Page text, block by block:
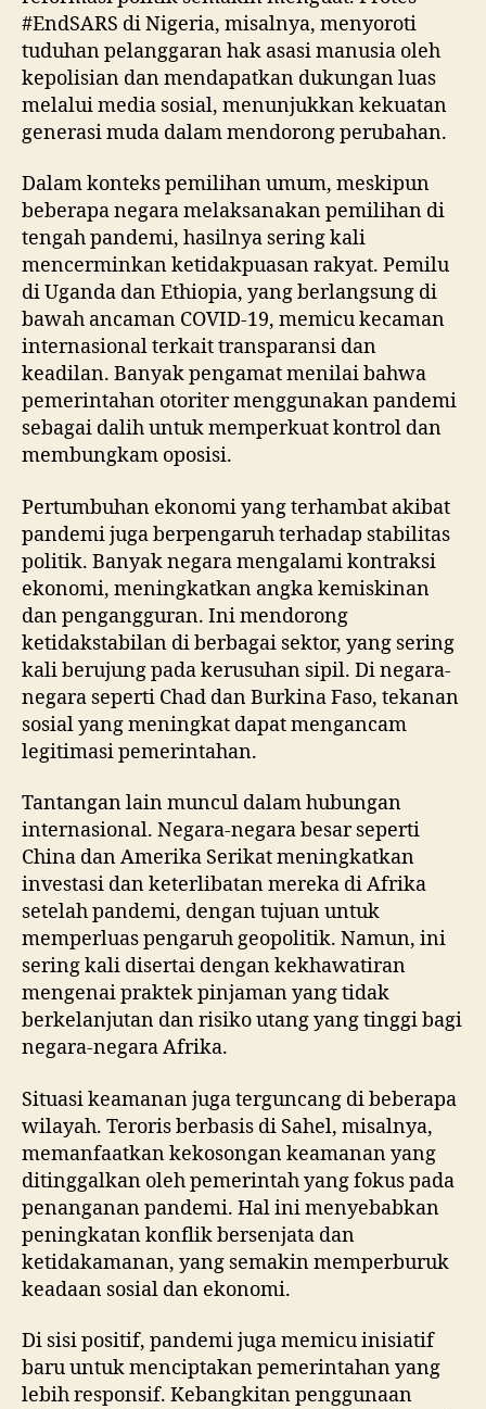
#EndSARS di Nigeria, misalnya, menyoroti
tuduhan pelanggaran hak asasi manusia oleh
kepolisian dan mendapatkan dukungan luas
melalui media sosial, menunjukkan kekuatan
generasi muda dalam mendorong perubahan.
Dalam konteks pemilihan umum, meskipun
beberapa negara melaksanakan pemilihan di
tengah pandemi, hasilnya sering kali
mencerminkan ketidakpuasan rakyat. Pemilu
di Uganda dan Ethiopia, yang berlangsung di
bawah ancaman COVID-19, memicu kecaman
internasional terkait transparansi dan
keadilan. Banyak pengamat menilai bahwa
pemerintahan otoriter menggunakan pandemi
sebagai dalih untuk memperkuat kontrol dan
membungkam oposisi.
Pertumbuhan ekonomi yang terhambat akibat
pandemi juga berpengaruh terhadap stabilitas
politik. Banyak negara mengalami kontraksi
ekonomi, meningkatkan angka kemiskinan
dan pengangguran. Ini mendorong
ketidakstabilan di berbagai sektor, yang sering
kali berujung pada kerusuhan sipil. Di negara-
negara seperti Chad dan Burkina Faso, tekanan
sosial yang meningkat dapat mengancam
legitimasi pemerintahan.
Tantangan lain muncul dalam hubungan
internasional. Negara-negara besar seperti
China dan Amerika Serikat meningkatkan
investasi dan keterlibatan mereka di Afrika
setelah pandemi, dengan tujuan untuk
memperluas pengaruh geopolitik. Namun, ini
sering kali disertai dengan kekhawatiran
mengenai praktek pinjaman yang tidak
berkelanjutan dan risiko utang yang tinggi bagi
negara-negara Afrika.
Situasi keamanan juga terguncang di beberapa
wilayah. Teroris berbasis di Sahel, misalnya,
memanfaatkan kekosongan keamanan yang
ditinggalkan oleh pemerintah yang fokus pada
penanganan pandemi. Hal ini menyebabkan
peningkatan konflik bersenjata dan
ketidakamanan, yang semakin memperburuk
keadaan sosial dan ekonomi.
Di sisi positif, pandemi juga memicu inisiatif
baru untuk menciptakan pemerintahan yang
lebih responsif. Kebangkitan penggunaan